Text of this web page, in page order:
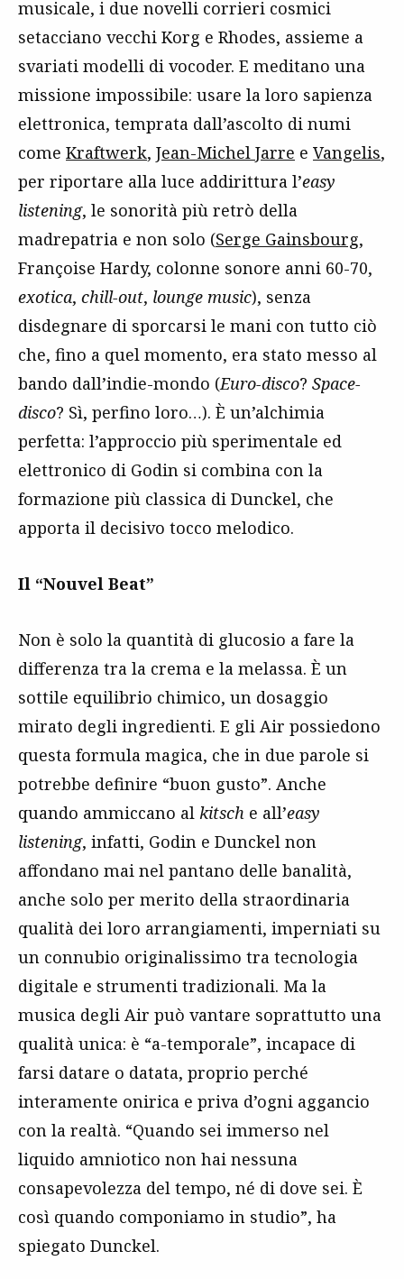
musicale, i due novelli corrieri cosmici
setacciano vecchi Korg e Rhodes, assieme a
svariati modelli di vocoder. E meditano una
missione impossibile: usare la loro sapienza
elettronica, temprata dall’ascolto di numi
come Kraftwerk, Jean-Michel Jarre e Vangelis,
per riportare alla luce addirittura l’easy
listening, le sonorità più retrò della
madrepatria e non solo (Serge Gainsbourg,
Françoise Hardy, colonne sonore anni 60-70,
exotica, chill-out, lounge music), senza
disdegnare di sporcarsi le mani con tutto ciò
che, fino a quel momento, era stato messo al
bando dall’indie-mondo (Euro-disco? Space-
disco? Sì, perfino loro…). È un’alchimia
perfetta: l’approccio più sperimentale ed
elettronico di Godin si combina con la
formazione più classica di Dunckel, che
apporta il decisivo tocco melodico.
Il “Nouvel Beat”
Non è solo la quantità di glucosio a fare la
differenza tra la crema e la melassa. È un
sottile equilibrio chimico, un dosaggio
mirato degli ingredienti. E gli Air possiedono
questa formula magica, che in due parole si
potrebbe definire “buon gusto”. Anche
quando ammiccano al kitsch e all’easy
listening, infatti, Godin e Dunckel non
affondano mai nel pantano delle banalità,
anche solo per merito della straordinaria
qualità dei loro arrangiamenti, imperniati su
un connubio originalissimo tra tecnologia
digitale e strumenti tradizionali. Ma la
musica degli Air può vantare soprattutto una
qualità unica: è “a-temporale”, incapace di
farsi datare o datata, proprio perché
interamente onirica e priva d’ogni aggancio
con la realtà. “Quando sei immerso nel
liquido amniotico non hai nessuna
consapevolezza del tempo, né di dove sei. È
così quando componiamo in studio”, ha
spiegato Dunckel.